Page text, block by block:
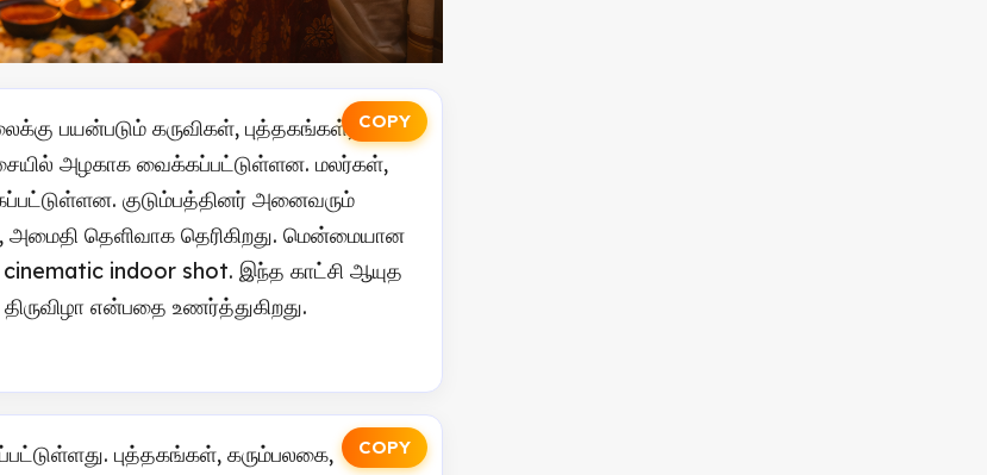
COPY
பயன்படும் கருவிகள், புத்தகங்கள், வாகன
அழகாக வைக்கப்பட்டுள்ளன. மலர்கள்,
குடும்பத்தினர் அனைவரும்
அமைதி தெளிவாக தெரிகிறது. மென்மையான
indoor shot. இந்த காட்சி ஆயுத
என்பதை உணர்த்துகிறது.
COPY
புத்தகங்கள், கரும்பலகை,